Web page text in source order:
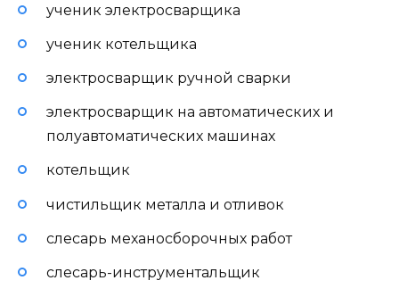
ученик электросварщика
ученик котельщика
электросварщик ручной сварки
электросварщик на автоматических и
полуавтоматических машинах
котельщик
чистильщик металла и отливок
слесарь механосборочных работ
слесарь-инструментальщик